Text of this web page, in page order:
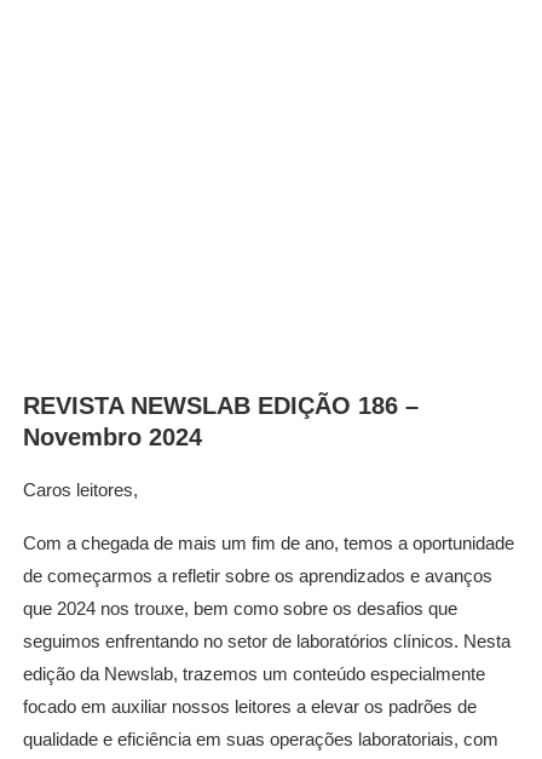
REVISTA NEWSLAB EDIÇÃO 186 –
Novembro 2024
Caros leitores,
Com a chegada de mais um fim de ano, temos a oportunidade
de começarmos a refletir sobre os aprendizados e avanços
que 2024 nos trouxe, bem como sobre os desafios que
seguimos enfrentando no setor de laboratórios clínicos. Nesta
edição da Newslab, trazemos um conteúdo especialmente
focado em auxiliar nossos leitores a elevar os padrões de
qualidade e eficiência em suas operações laboratoriais, com